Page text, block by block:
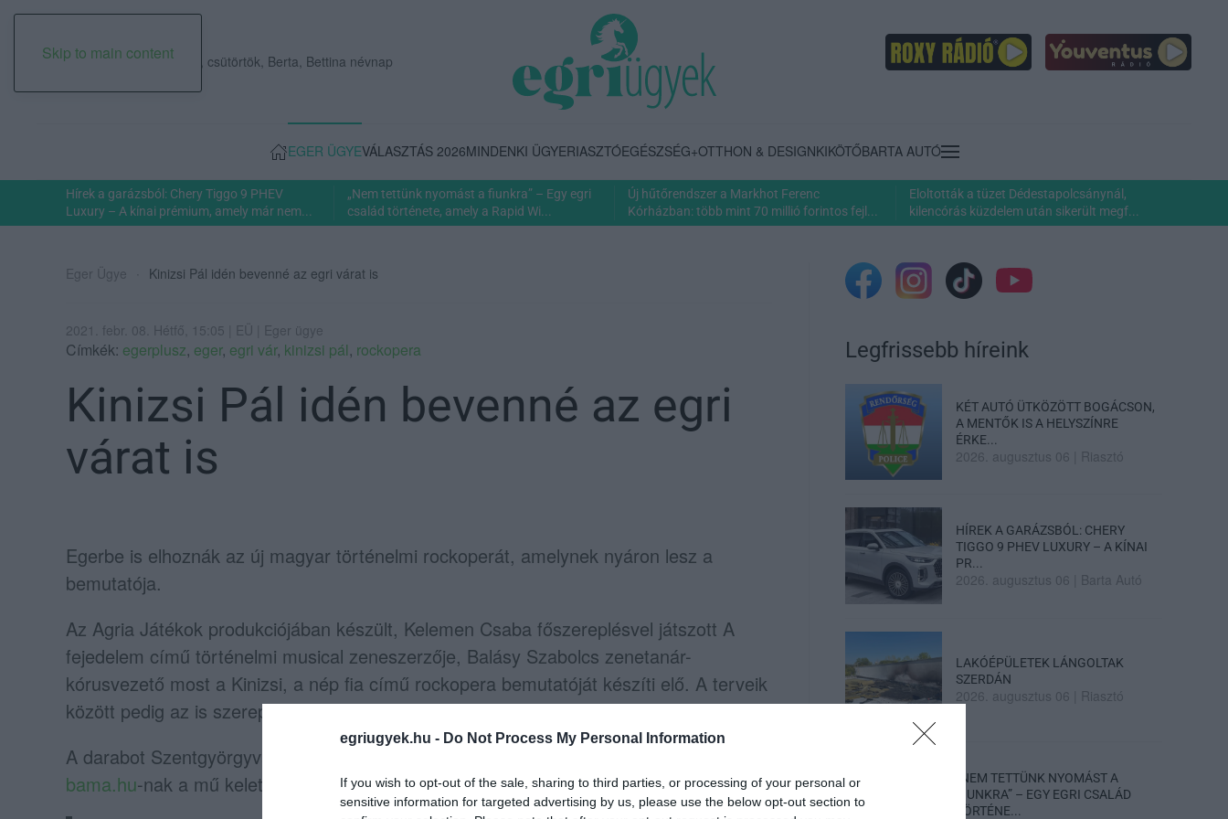
egriugyek.hu - Do Not Process My Personal Information
If you wish to opt-out of the sale, sharing to third parties, or processing of your personal or
sensitive information for targeted advertising by us, please use the below opt-out section to
Skip to main content
2026. augusztus 06., csütörtök, Berta, Bettina névnap
EGER ÜGYEVÁLASZTÁS 2026MINDENKI ÜGYERIASZTÓEGÉSZSÉG+OTTHON & DESIGNKIKÖTŐBARTA AUTÓ
Hírek a garázsból: Chery Tiggo 9 PHEV
Luxury – A kínai prémium, amely már nem...
„Nem tettünk nyomást a fiunkra” – Egy egri
család története, amely a Rapid Wi...
Új hűtőrendszer a Markhot Ferenc
Kórházban: több mint 70 millió forintos fejl...
Eloltották a tüzet Dédestapolcsánynál,
kilencórás küzdelem után sikerült megf...
Eger Ügye Kinizsi Pál idén bevenné az egri várat is
2021. febr. 08. Hétfő, 15:05 | EÜ | Eger ügye
Címkék: egerplusz, eger, egri vár, kinizsi pál, rockopera
Kinizsi Pál idén bevenné az egri
várat is
Egerbe is elhoznák az új magyar történelmi rockoperát, amelynek nyáron lesz a
bemutatója.
Az Agria Játékok produkciójában készült, Kelemen Csaba főszereplésvel játszott A
fejedelem című történelmi musical zeneszerzője, Balásy Szabolcs zenetanár-
kórusvezető most a Kinizsi, a nép fia című rockopera bemutatóját készíti elő. A terveik
között pedig az is szerepel, hogy elhozzák Egerbe is az előadást.
A darabot Szentgyörgyváry Péter várkapitány írta, aki tavaly így nyilatkozott a
bama.hu-nak a mű keletkezéséről:
Legfrissebb híreink
KÉT AUTÓ ÜTKÖZÖTT BOGÁCSON,
A MENTŐK IS A HELYSZÍNRE
ÉRKE...
2026. augusztus 06 Riasztó
HÍREK A GARÁZSBÓL: CHERY
TIGGO 9 PHEV LUXURY – A KÍNAI
PR...
2026. augusztus 06 Barta Autó
LAKÓÉPÜLETEK LÁNGOLTAK
SZERDÁN
2026. augusztus 06 Riasztó
„NEM TETTÜNK NYOMÁST A
FIUNKRA” – EGY EGRI CSALÁD
TÖRTÉNE...